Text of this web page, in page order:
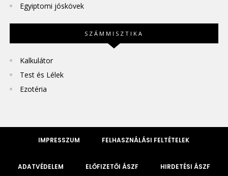
Egyiptomi jóskövek
SZÁMMISZTIKA
Kalkulátor
Test és Lélek
Ezotéria
IMPRESSZUM FELHASZNÁLÁSI FELTÉTELEK
ADATVÉDELEM ELŐFIZETŐI ÁSZF HIRDETÉSI ÁSZF